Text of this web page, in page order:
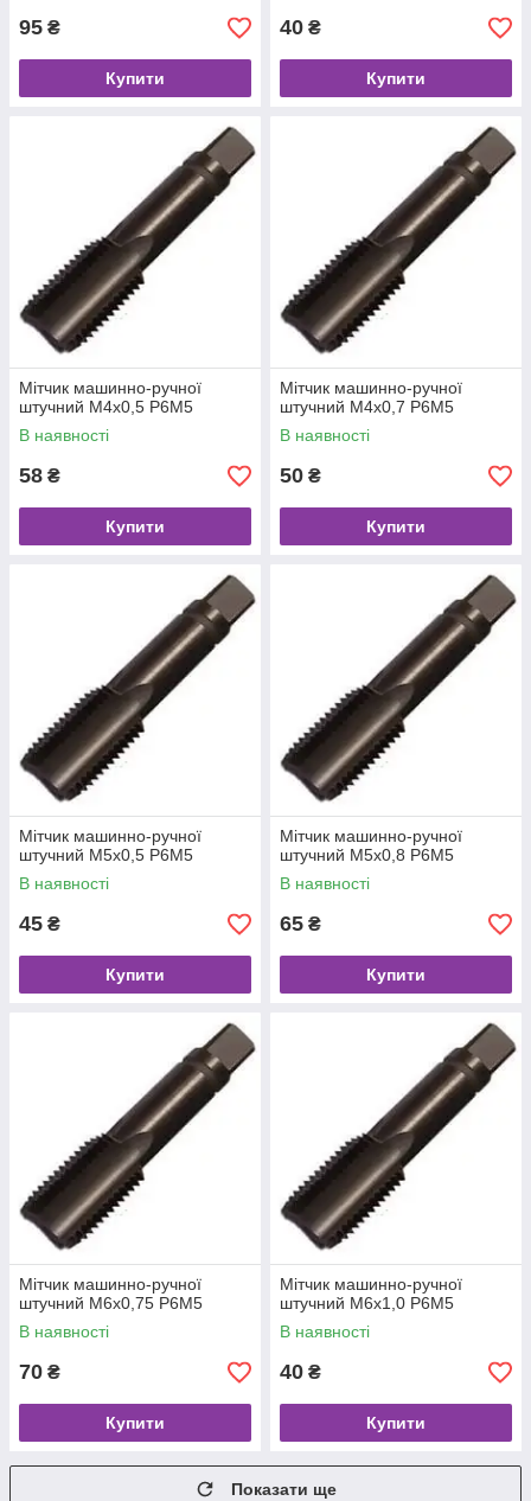
95 ₴
Купити
40 ₴
Купити
Мітчик машинно-ручної
штучний M4x0,5 Р6М5
В наявності
58 ₴
Купити
Мітчик машинно-ручної
штучний M4x0,7 Р6М5
В наявності
50 ₴
Купити
Мітчик машинно-ручної
штучний M5x0,5 Р6М5
В наявності
45 ₴
Купити
Мітчик машинно-ручної
штучний M5x0,8 Р6М5
В наявності
65 ₴
Купити
Мітчик машинно-ручної
штучний M6x0,75 Р6М5
В наявності
70 ₴
Купити
Мітчик машинно-ручної
штучний M6x1,0 Р6М5
В наявності
40 ₴
Купити
Показати ще